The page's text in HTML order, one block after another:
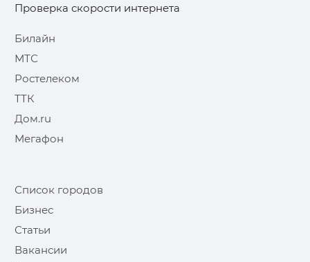
Проверка скорости интернета
Билайн
МТС
Ростелеком
ТТК
Дом.ru
Мегафон
Список городов
Бизнес
Статьи
Вакансии